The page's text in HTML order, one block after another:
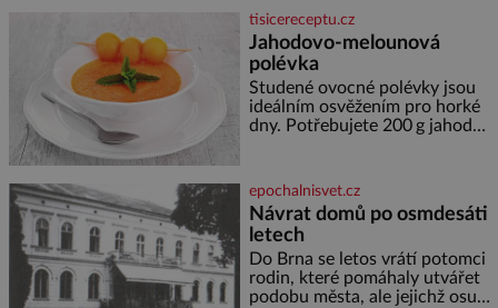
lodě, zapisovat první texty a
inspiroval řadu pověstí. Tato
skromná, ale užitečná rostlina
provází člověka už tisíce let.
Většina lidí vnímá rákos jen jako
obyčejnou kulisu letního
koupání. Stačí se však podívat
tisicereceptu.cz
Jahodovo-melounová
polévka
Studené ovocné polévky jsou
ideálním osvěžením pro horké
dny. Potřebujete 200 g jahod
cukru krystal 1 lžíci medu 200 g
zakysané sm
epochalnisvet.cz
Návrat domů po osmdesáti
letech
Do Brna se letos vrátí potomci
rodin, které pomáhaly utvářet
podobu města, ale jejichž osudy